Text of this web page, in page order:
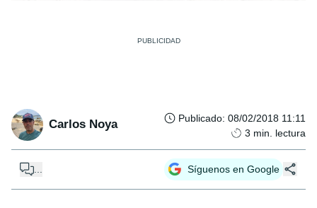
Carlos Noya Publicado: 08/02/2018 11:11
3 min. lectura
Síguenos en Google